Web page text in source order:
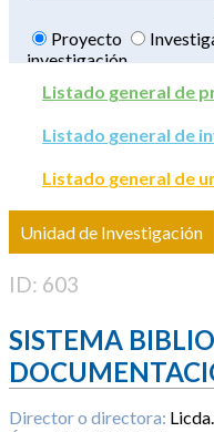
Proyecto
investigación
Listado general de
Listado general de
Listado general de
Unidad de Investigación
ID: 603
SISTEMA
Director o directora: